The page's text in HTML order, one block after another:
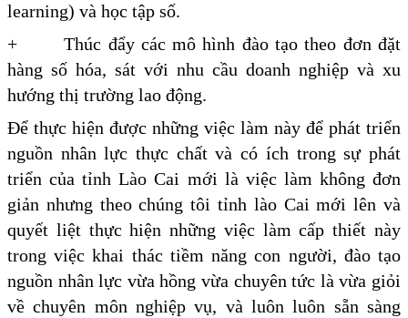
learning) và học tập số.
+ Thúc đẩy các mô hình đào tạo theo đơn đặt
hàng số hóa, sát với nhu cầu doanh nghiệp và xu
hướng thị trường lao động.
Để thực hiện được những việc làm này để phát triển
nguồn nhân lực thực chất và có ích trong sự phát
triển của tỉnh Lào Cai mới là việc làm không đơn
giản nhưng theo chúng tôi tỉnh lào Cai mới lên và
quyết liệt thực hiện những việc làm cấp thiết này
trong việc khai thác tiềm năng con người, đào tạo
nguồn nhân lực vừa hồng vừa chuyên tức là vừa giỏi
về chuyên môn nghiệp vụ, và luôn luôn sẵn sàng